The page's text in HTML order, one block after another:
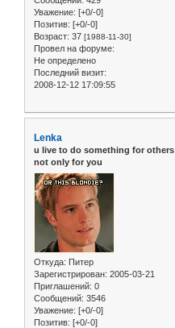
Уважение: [+0/-0]
Позитив: [+0/-0]
Возраст: 37 [1988-11-30]
Провел на форуме:
Не определено
Последний визит:
2008-12-12 17:09:55
Lenka
u live to do something for others
not only for you
Откуда: Питер
Зарегистрирован: 2005-03-21
Приглашений: 0
Сообщений: 3546
Уважение: [+0/-0]
Позитив: [+0/-0]